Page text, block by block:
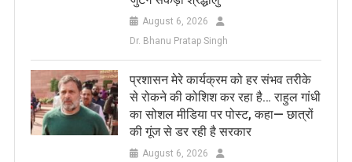
August 6, 2026
Dr. Bhanu Pratap Singh
प्रशासन मेरे कार्यक्रम को हर संभव तरीके
से रोकने की कोशिश कर रहा है… राहुल गांधी
का सोशल मीडिया पर पोस्ट, कहा— छात्रों
की गूंज से डर रही है सरकार
August 6, 2026